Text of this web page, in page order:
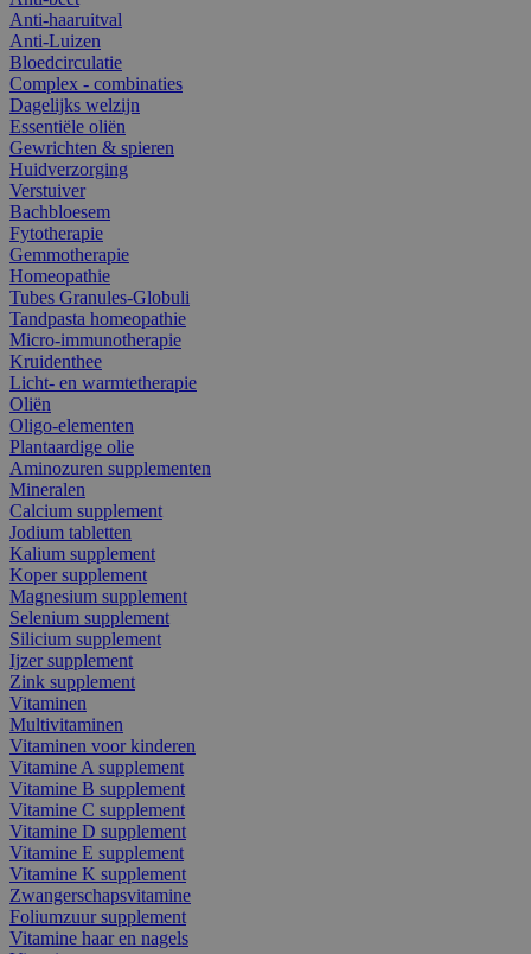
Anti-haaruitval
Anti-Luizen
Bloedcirculatie
Complex - combinaties
Dagelijks welzijn
Essentiële oliën
Gewrichten & spieren
Huidverzorging
Verstuiver
Bachbloesem
Fytotherapie
Gemmotherapie
Homeopathie
Tubes Granules-Globuli
Tandpasta homeopathie
Micro-immunotherapie
Kruidenthee
Licht- en warmtetherapie
Oliën
Oligo-elementen
Plantaardige olie
Aminozuren supplementen
Mineralen
Calcium supplement
Jodium tabletten
Kalium supplement
Koper supplement
Magnesium supplement
Selenium supplement
Silicium supplement
Ijzer supplement
Zink supplement
Vitaminen
Multivitaminen
Vitaminen voor kinderen
Vitamine A supplement
Vitamine B supplement
Vitamine C supplement
Vitamine D supplement
Vitamine E supplement
Vitamine K supplement
Zwangerschapsvitamine
Foliumzuur supplement
Vitamine haar en nagels